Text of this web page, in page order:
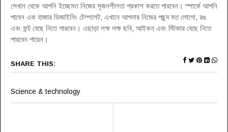
সেখান থেকে আপনি ইচ্ছেমত নিজের সৃজনশীলতা প্রকাশ করতে পারবেন। স্পার্কে আপনি
পাবেন এক হাজার ডিজাইনিং টেম্পলেট, এখানে আপনার নিজের পছন্দ মত লোগো, রঙ
এবং ফন্ট বেছে নিতে পারবেন। এছাড়া লক্ষ লক্ষ ছবি, আইকন এবং স্টিকার বেছে নিতে
পারবেন পারেন।
SHARE THIS:
Science & technology